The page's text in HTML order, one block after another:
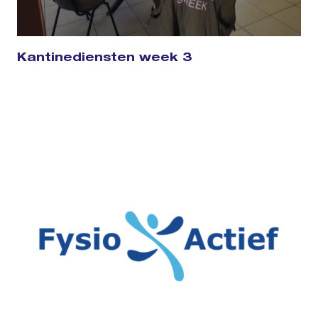
Kantinediensten week 3